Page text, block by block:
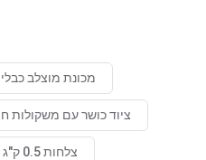
מכונת מוצלב
ציוד כושר עם משקולות
צלחות 0.5 ק"ג